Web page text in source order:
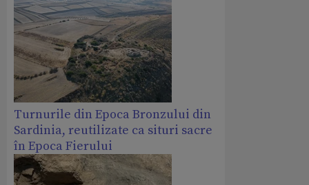
Turnurile din Epoca Bronzului din
Sardinia, reutilizate ca situri sacre
în Epoca Fierului